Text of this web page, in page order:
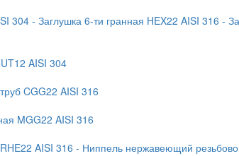
304- Заглушка 6-ти гранная HEX22 AISI 316 -
AISI 304
CGG22 AISI 316
MGG22 AISI 316
AISI 316 - Ниппель нержавеющий